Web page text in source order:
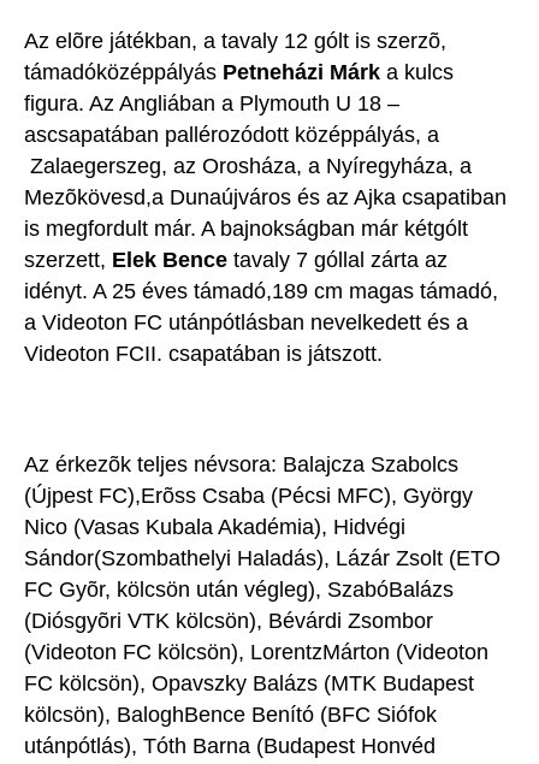
Az elõre játékban, a tavaly 12 gólt is szerzõ,
támadóközéppályás Petneházi Márk a kulcs
figura. Az Angliában a Plymouth U 18 –
ascsapatában pallérozódott középpályás, a
Zalaegerszeg, az Orosháza, a Nyíregyháza, a
Mezõkövesd,a Dunaújváros és az Ajka csapatiban
is megfordult már. A bajnokságban már kétgólt
szerzett, Elek Bence tavaly 7 góllal zárta az
idényt. A 25 éves támadó,189 cm magas támadó,
a Videoton FC utánpótlásban nevelkedett és a
Videoton FCII. csapatában is játszott.
Az érkezõk teljes névsora: Balajcza Szabolcs
(Újpest FC),Erõss Csaba (Pécsi MFC), György
Nico (Vasas Kubala Akadémia), Hidvégi
Sándor(Szombathelyi Haladás), Lázár Zsolt (ETO
FC Gyõr, kölcsön után végleg), SzabóBalázs
(Diósgyõri VTK kölcsön), Bévárdi Zsombor
(Videoton FC kölcsön), LorentzMárton (Videoton
FC kölcsön), Opavszky Balázs (MTK Budapest
kölcsön), BaloghBence Benító (BFC Siófok
utánpótlás), Tóth Barna (Budapest Honvéd